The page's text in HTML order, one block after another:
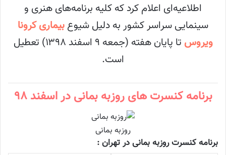
اطلاعیه‌ای اعلام کرد که کلیه برنامه‌های هنری و
سینمایی سراسر کشور به دلیل شیوعبیماری کرونا
ویروس
تا پایان هفته (جمعه ۹ اسفند ۱۳۹۸) تعطیل
است.
برنامه کنسرت های روزبه بمانی در اسفند ۹۸
روزبه بمانی
برنامه کنسرت روزبه بمانی در تهران :